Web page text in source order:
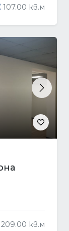
107.00 кв.м
Next
209.00 кв.м